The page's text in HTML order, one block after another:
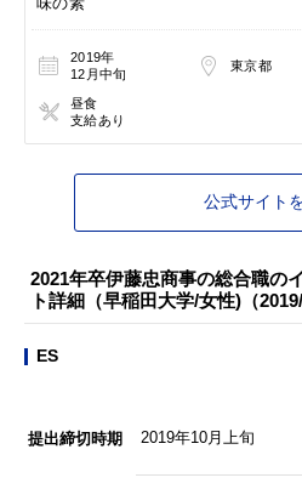
2019年
12月中旬
東京都
昼食
支給あり
公式サイト
2021年卒伊藤忠商事の総合職の
ト詳細（早稲田大学/女性)（
ES
提出締切時期 2019年10月上旬